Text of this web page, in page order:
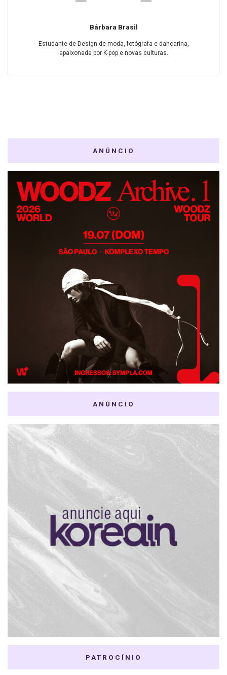
Bárbara Brasil
Estudante de Design de moda, fotógrafa e dançarina,
apaixonada por K-pop e novas culturas.
ANÚNCIO
ANÚNCIO
PATROCÍNIO